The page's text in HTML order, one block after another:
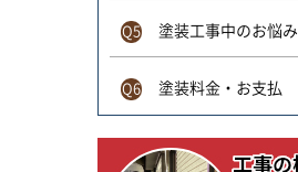
Q5 塗装工事中のお悩み
Q6 塗装料金・お支払